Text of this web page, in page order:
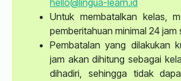
hello@lingua-learn.id
Untuk membatalkan kelas,
pemberitahuan minimal 24 jam
Pembatalan yang dilakukan
jam akan dihitung sebagai
dihadiri, sehingga tidak